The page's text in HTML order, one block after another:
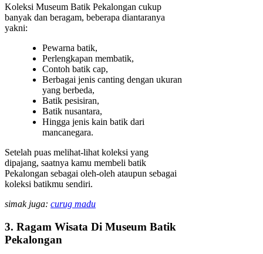
Koleksi Museum Batik Pekalongan cukup
banyak dan beragam, beberapa diantaranya
yakni:
Pewarna batik,
Perlengkapan membatik,
Contoh batik cap,
Berbagai jenis canting dengan ukuran
yang berbeda,
Batik pesisiran,
Batik nusantara,
Hingga jenis kain batik dari
mancanegara.
Setelah puas melihat-lihat koleksi yang
dipajang, saatnya kamu membeli batik
Pekalongan sebagai oleh-oleh ataupun sebagai
koleksi batikmu sendiri.
simak juga: curug madu
3. Ragam Wisata Di Museum Batik
Pekalongan